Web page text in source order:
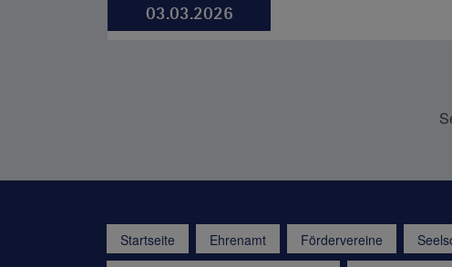
03.03.2026
Startseite Ehrenamt Fördervereine